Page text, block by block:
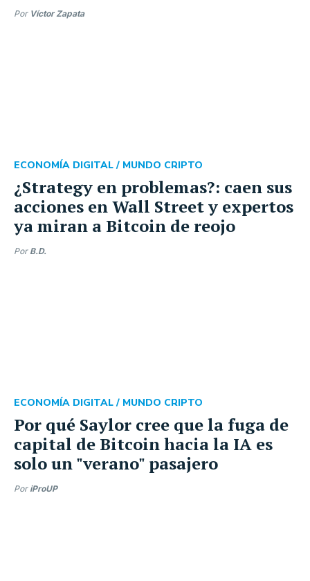
Por Víctor Zapata
¿Strategy en problemas?: caen sus
acciones en Wall Street y expertos
ya miran a Bitcoin de reojo
ECONOMÍA DIGITAL / MUNDO CRIPTO
Por B.D.
Por qué Saylor cree que la fuga de
capital de Bitcoin hacia la IA es
solo un "verano" pasajero
ECONOMÍA DIGITAL / MUNDO CRIPTO
Por iProUP